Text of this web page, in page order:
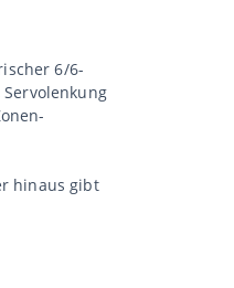
6/6-
hinaus gibt